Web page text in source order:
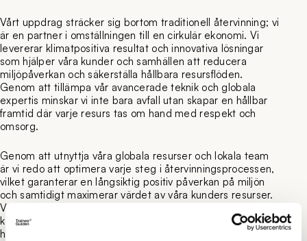
Vårt uppdrag sträcker sig bortom traditionell återvinning; vi
är en partner i omställningen till en cirkulär ekonomi. Vi
levererar klimatpositiva resultat och innovativa lösningar
som hjälper våra kunder och samhällen att reducera
miljöpåverkan och säkerställa hållbara resursflöden.
Genom att tillämpa vår avancerade teknik och globala
expertis minskar vi inte bara avfall utan skapar en hållbar
framtid där varje resurs tas om hand med respekt och
omsorg.
Genom att utnyttja våra globala resurser och lokala team
är vi redo att optimera varje steg i återvinningsprocessen,
vilket garanterar en långsiktig positiv påverkan på miljön
och samtidigt maximerar värdet av våra kunders resurser.
Vår slogan,
kommande generationer att skapa en grönare och mer
hållbar framtid.